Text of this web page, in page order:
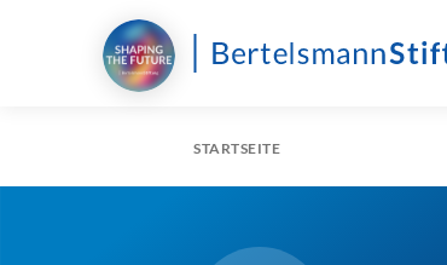
STARTSEITE